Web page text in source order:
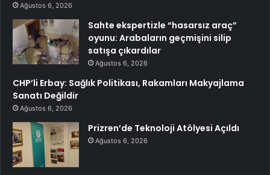
Ağustos 6, 2026
Sahte ekspertizle “hasarsız araç”
oyunu: Arabaların geçmişini silip
satışa çıkardılar
Ağustos 6, 2026
CHP’li Erbay: Sağlık Politikası, Rakamları Makyajlama
Sanatı Değildir
Ağustos 6, 2026
Prizren’de Teknoloji Atölyesi Açıldı
Ağustos 6, 2026